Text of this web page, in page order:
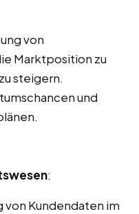
von
Marktposition zu
steigern.
und
:
von Kundendaten im